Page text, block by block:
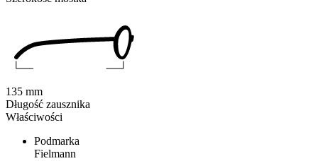
Właściwości
Podmarka
Fielmann
135 mm
Długość zausznika